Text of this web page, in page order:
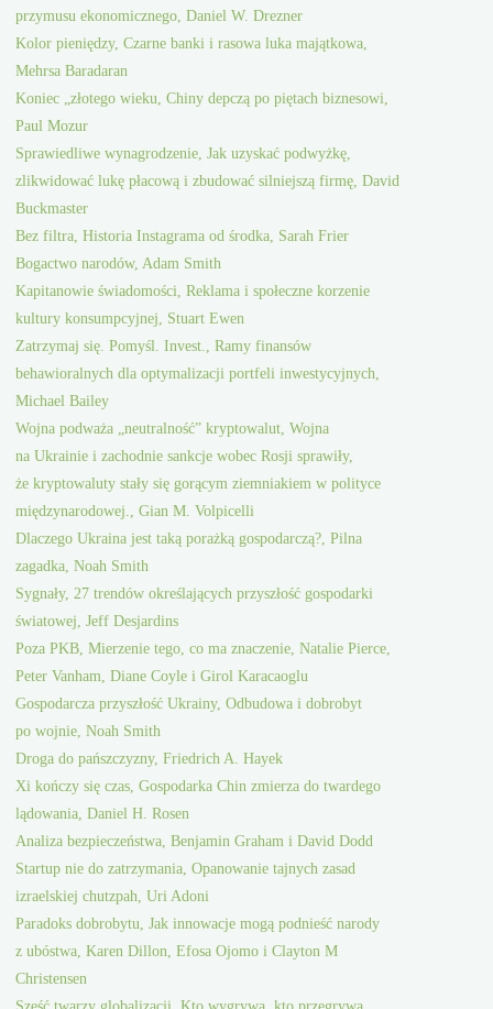
przymusu ekonomicznego, Daniel W. Drezner
Kolor pieniędzy, Czarne banki i rasowa luka majątkowa,
Mehrsa Baradaran
Koniec „złotego wieku, Chiny depczą po piętach biznesowi,
Paul Mozur
Sprawiedliwe wynagrodzenie, Jak uzyskać podwyżkę,
zlikwidować lukę płacową i zbudować silniejszą firmę, David
Buckmaster
Bez filtra, Historia Instagrama od środka, Sarah Frier
Bogactwo narodów, Adam Smith
Kapitanowie świadomości, Reklama i społeczne korzenie
kultury konsumpcyjnej, Stuart Ewen
Zatrzymaj się. Pomyśl. Invest., Ramy finansów
behawioralnych dla optymalizacji portfeli inwestycyjnych,
Michael Bailey
Wojna podważa „neutralność” kryptowalut, Wojna
na Ukrainie i zachodnie sankcje wobec Rosji sprawiły,
że kryptowaluty stały się gorącym ziemniakiem w polityce
międzynarodowej., Gian M. Volpicelli
Dlaczego Ukraina jest taką porażką gospodarczą?, Pilna
zagadka, Noah Smith
Sygnały, 27 trendów określających przyszłość gospodarki
światowej, Jeff Desjardins
Poza PKB, Mierzenie tego, co ma znaczenie, Natalie Pierce,
Peter Vanham, Diane Coyle i Girol Karacaoglu
Gospodarcza przyszłość Ukrainy, Odbudowa i dobrobyt
po wojnie, Noah Smith
Droga do pańszczyzny, Friedrich A. Hayek
Xi kończy się czas, Gospodarka Chin zmierza do twardego
lądowania, Daniel H. Rosen
Analiza bezpieczeństwa, Benjamin Graham i David Dodd
Startup nie do zatrzymania, Opanowanie tajnych zasad
izraelskiej chutzpah, Uri Adoni
Paradoks dobrobytu, Jak innowacje mogą podnieść narody
z ubóstwa, Karen Dillon, Efosa Ojomo i Clayton M
Christensen